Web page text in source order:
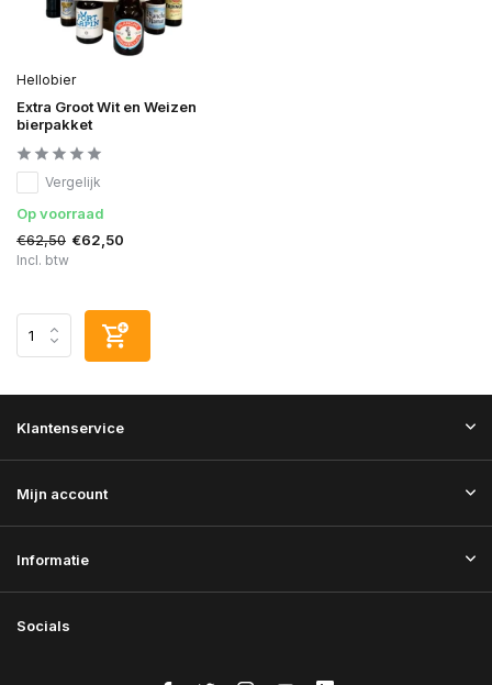
Hellobier
Extra Groot Wit en Weizen
bierpakket
Vergelijk
Op voorraad
€62,50 €62,50
Incl. btw
Klantenservice
Mijn account
Informatie
Socials